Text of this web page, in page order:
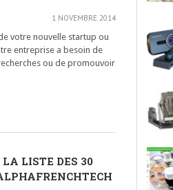
1 NOVEMBRE 2014
votre nouvelle startup ou
entreprise a besoin de
ou de promouvoir
LISTE DES 30